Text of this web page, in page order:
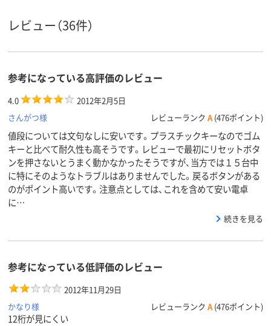
レビュー（36件）
参考になっている高評価のレビュー
4.0
2012年2月5日
さんがつ様
レビューランク A (476ポイント)
値段については文句なしに安いです。プラスチックキーなのでゴム
キーと比べて耐久性も高そうです。レビューで最初にリセットボタ
ンを押さないとうまく動かなかったそうですが、当方では１５台中
に特にそのようなトラブルはありませんでした。戻るボタンがある
のがポイント高いです。注意点としては、これを含めて安い電卓
に…
続きを見る
参考になっている低評価のレビュー
2012年11月29日
かなり様
レビューランク A (476ポイント)
12桁が見にくい